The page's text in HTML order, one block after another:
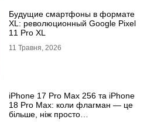
Будущие смартфоны в формате
XL: революционный Google Pixel
11 Pro XL
11 Травня, 2026
iРhone 17 Рro Мax 256 та iРhone
18 Рro Мax: коли флагман — це
більше, ніж просто